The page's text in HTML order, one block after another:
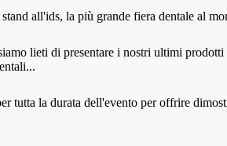
all'ids, la più grande fiera dentale al
lieti di presentare i nostri ultimi
tutta la durata dell'evento per offrire